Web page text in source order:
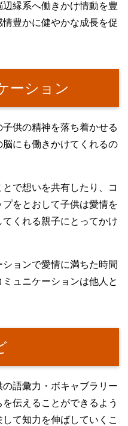
縁系へ働きかけ情動を豊
豊かに健やかな成長を促
ーション
供の精神を落ち着かせる
にも働きかけてくれるの
で想いを共有したり、コ
をとおして子供は愛情を
くれる親子にとってかけ
ョンで愛情に満ちた時間
ュニケーションは他人と
語彙力・ボキャブラリー
伝えることができるよう
て知力を伸ばしていくこ